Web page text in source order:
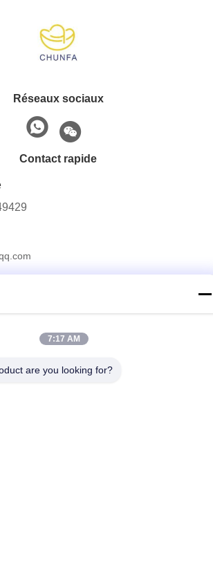
Réseaux sociaux
Contact rapide
de confidentialité
Plan du site
7:17 AM
are you looking for?